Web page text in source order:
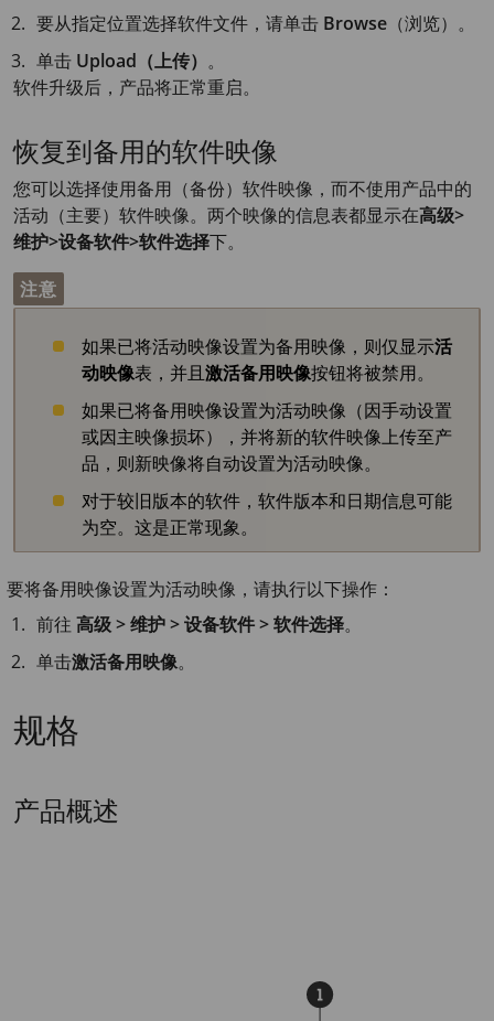
要从指定位置选择软件文件，请单击 Browse （浏览）。
单击 Upload（上传） 。
软件升级后，产品将正常重启。
恢复到备用的软件映像
您可以选择使用备用（备份）软件映像，而不使用产品中的
活动（主要）软件映像。两个映像的信息表都显示在高级>
维护>设备软件>软件选择下。
注意
如果已将活动映像设置为备用映像，则仅显示活
动映像表，并且激活备用映像按钮将被禁用。
如果已将备用映像设置为活动映像（因手动设置
或因主映像损坏），并将新的软件映像上传至产
品，则新映像将自动设置为活动映像。
对于较旧版本的软件，软件版本和日期信息可能
为空。这是正常现象。
要将备用映像设置为活动映像，请执行以下操作：
前往高级 > 维护 > 设备软件 > 软件选择。
单击激活备用映像。
规格
产品概述